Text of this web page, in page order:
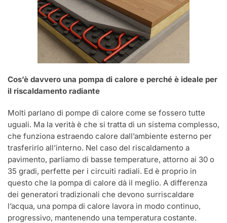
Cos’è davvero una pompa di calore e perché è ideale per
il riscaldamento radiante
Molti parlano di pompe di calore come se fossero tutte
uguali. Ma la verità è che si tratta di un sistema complesso,
che funziona estraendo calore dall’ambiente esterno per
trasferirlo all’interno. Nel caso del riscaldamento a
pavimento, parliamo di basse temperature, attorno ai 30 o
35 gradi, perfette per i circuiti radiali. Ed è proprio in
questo che la pompa di calore dà il meglio. A differenza
dei generatori tradizionali che devono surriscaldare
l’acqua, una pompa di calore lavora in modo continuo,
progressivo, mantenendo una temperatura costante.